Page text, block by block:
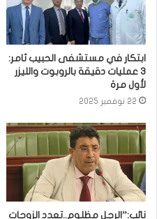
ابتكار في مستشفى الحبيب ثامر:
3 عمليات دقيقة بالروبوت والليزر
لأول مرة
22 نوفمبر 2025
نائب:”الرجل مظلوم..تعدد الزوجات